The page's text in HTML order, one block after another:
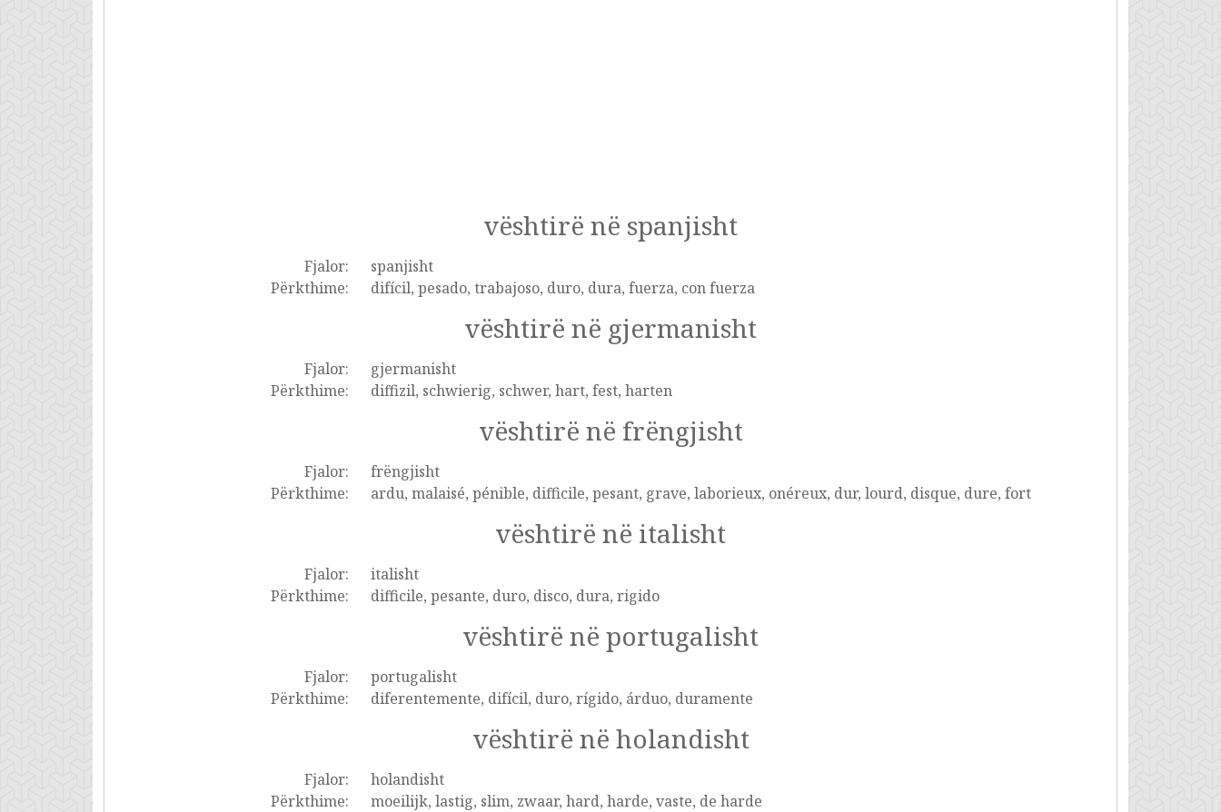
vështirë në spanjisht
Fjalor:
spanjisht
Përkthime:
difícil, pesado, trabajoso, duro, dura, fuerza, con fuerza
vështirë në gjermanisht
Fjalor:
gjermanisht
Përkthime:
diffizil, schwierig, schwer, hart, fest, harten
vështirë në frëngjisht
Fjalor:
frëngjisht
Përkthime:
ardu, malaisé, pénible, difficile, pesant, grave, laborieux, onéreux, dur, lourd, disque, dure, fort
vështirë në italisht
Fjalor:
italisht
Përkthime:
difficile, pesante, duro, disco, dura, rigido
vështirë në portugalisht
Fjalor:
portugalisht
Përkthime:
diferentemente, difícil, duro, rígido, árduo, duramente
vështirë në holandisht
Fjalor:
holandisht
Përkthime:
moeilijk, lastig, slim, zwaar, hard, harde, vaste, de harde